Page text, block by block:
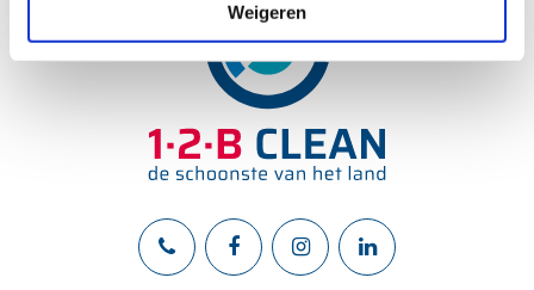
e
Weigeren